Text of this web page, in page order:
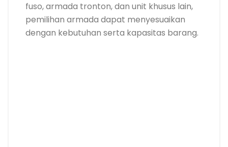
fuso, armada tronton, dan unit khusus lain,
pemilihan armada dapat menyesuaikan
dengan kebutuhan serta kapasitas barang.